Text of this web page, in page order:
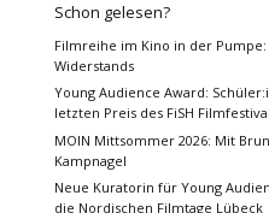
Schon gelesen?
Filmreihe im Kino in der
Widerstands
Young Audience Award:
letzten Preis des FiSH
MOIN Mittsommer 2026: Mit
Kampnagel
Neue Kuratorin für Young
die Nordischen Filmtage Lübeck